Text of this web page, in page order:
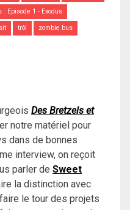
: Episode 1 - Exodus
trôl zombie bus
Des Bretzels et
notre matériel pour
dans de bonnes
interview, on reçoit
parler de Sweet
la distinction avec
le tour des projets